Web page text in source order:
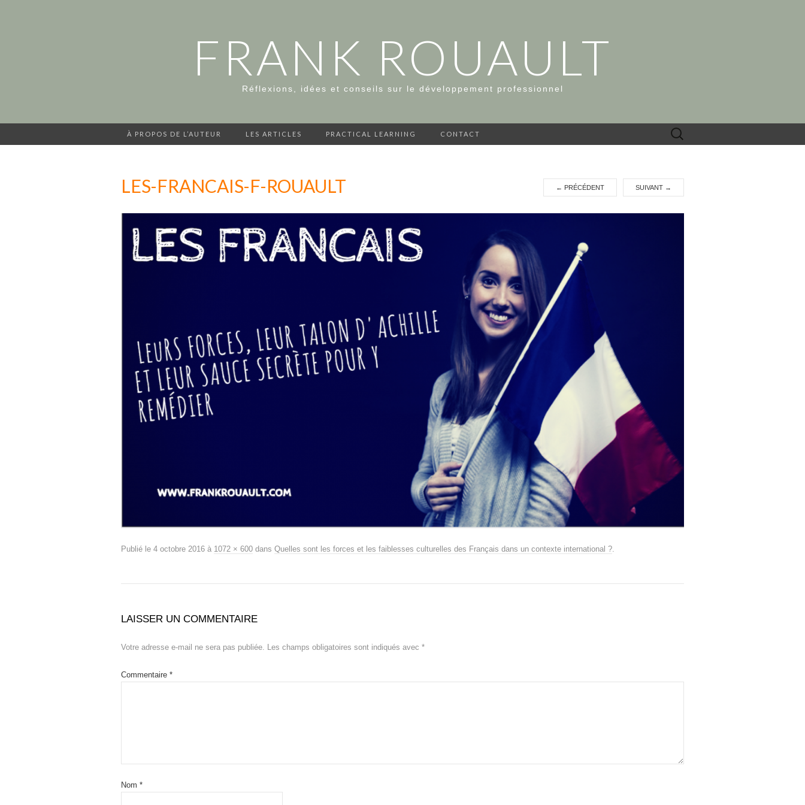
FRANK ROUAULT
Réflexions, idées et conseils sur le développement professionnel
À PROPOS DE L’AUTEUR LES ARTICLES PRACTICAL LEARNING CONTACT Rechercher :
LES-FRANCAIS-F-ROUAULT ← PRÉCÉDENT SUIVANT →
Publié le 4 octobre 2016 à 1072 × 600 dans Quelles sont les forces et les faiblesses culturelles des Français dans un contexte international ?.
LAISSER UN COMMENTAIRE
Votre adresse e-mail ne sera pas publiée. Les champs obligatoires sont indiqués avec *
Commentaire *
Nom *